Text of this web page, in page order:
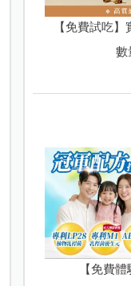
【免費試吃
數
【免費